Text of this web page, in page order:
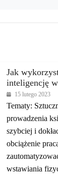
Jak
inteligencję
15 lutego 2023
Tematy:
prowadzenia
szybciej i
obciążenie
wstawiania